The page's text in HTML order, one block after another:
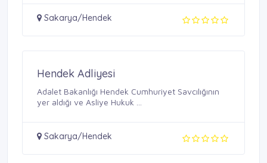
Sakarya/Hendek
Hendek Adliyesi
Adalet Bakanlığı Hendek Cumhuriyet Savcılığının
yer aldığı ve Asliye Hukuk ...
Sakarya/Hendek